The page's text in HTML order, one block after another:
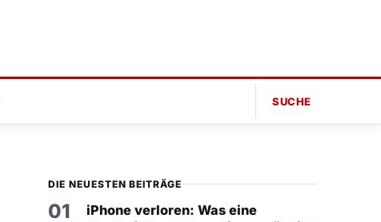
SUCHE
DIE NEUESTEN BEITRÄGE
01
iPhone verloren: Was eine